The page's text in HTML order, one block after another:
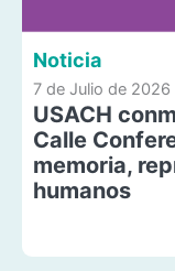
Noticia
7 de Julio de 2026
USACH
Calle
memoria,
humanos